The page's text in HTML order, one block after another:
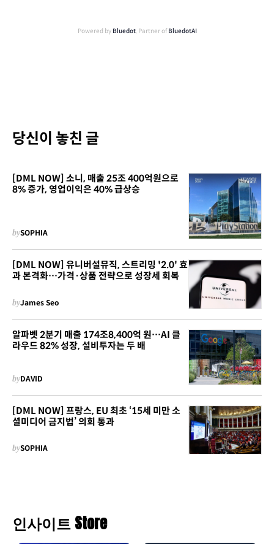
Powered by Bluedot, Partner of BluedotAI
당신이 놓친 글
[DML NOW] 소니, 매출 25조 400억원으로
8% 증가, 영업이익은 40% 급상승
bySOPHIA
[DML NOW] 유니버설뮤직, 스트리밍 '2.0' 효
과 본격화…가격·상품 전략으로 성장세 회복
byJames Seo
알파벳 2분기 매출 174조8,400억 원…AI 클
라우드 82% 성장, 설비투자는 두 배
byDAVID
[DML NOW] 프랑스, EU 최초 ‘15세 미만 소
셜미디어 금지법’ 의회 통과
bySOPHIA
인사이트 Store